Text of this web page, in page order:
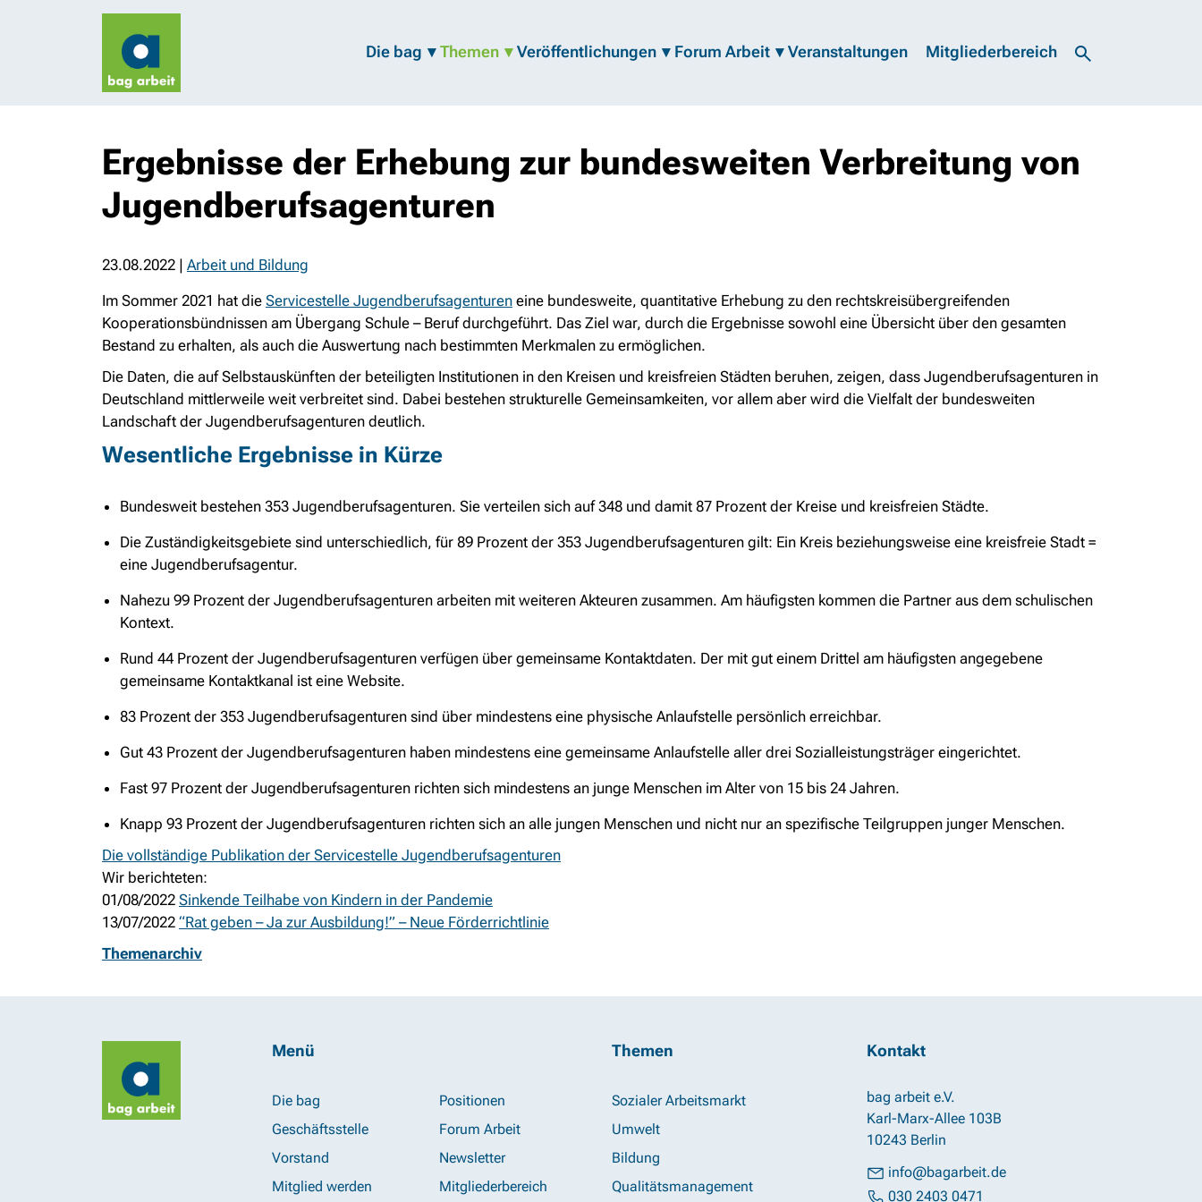
Die bag Themen Veröffentlichungen Forum Arbeit Veranstaltungen Mitgliederbereich
Ergebnisse der Erhebung zur bundesweiten Verbreitung von
Jugendberufsagenturen
23.08.2022 | Arbeit und Bildung
Im Sommer 2021 hat die Servicestelle Jugendberufsagenturen eine bundesweite, quantitative Erhebung zu den rechtskreisübergreifenden
Kooperationsbündnissen am Übergang Schule – Beruf durchgeführt. Das Ziel war, durch die Ergebnisse sowohl eine Übersicht über den gesamten
Bestand zu erhalten, als auch die Auswertung nach bestimmten Merkmalen zu ermöglichen.
Die Daten, die auf Selbstauskünften der beteiligten Institutionen in den Kreisen und kreisfreien Städten beruhen, zeigen, dass Jugendberufsagenturen in
Deutschland mittlerweile weit verbreitet sind. Dabei bestehen strukturelle Gemeinsamkeiten, vor allem aber wird die Vielfalt der bundesweiten
Landschaft der Jugendberufsagenturen deutlich.
Wesentliche Ergebnisse in Kürze
Bundesweit bestehen 353 Jugendberufsagenturen. Sie verteilen sich auf 348 und damit 87 Prozent der Kreise und kreisfreien Städte.
Die Zuständigkeitsgebiete sind unterschiedlich, für 89 Prozent der 353 Jugendberufsagenturen gilt: Ein Kreis beziehungsweise eine kreisfreie Stadt =
eine Jugendberufsagentur.
Nahezu 99 Prozent der Jugendberufsagenturen arbeiten mit weiteren Akteuren zusammen. Am häufigsten kommen die Partner aus dem schulischen
Kontext.
Rund 44 Prozent der Jugendberufsagenturen verfügen über gemeinsame Kontaktdaten. Der mit gut einem Drittel am häufigsten angegebene
gemeinsame Kontaktkanal ist eine Website.
83 Prozent der 353 Jugendberufsagenturen sind über mindestens eine physische Anlaufstelle persönlich erreichbar.
Gut 43 Prozent der Jugendberufsagenturen haben mindestens eine gemeinsame Anlaufstelle aller drei Sozialleistungsträger eingerichtet.
Fast 97 Prozent der Jugendberufsagenturen richten sich mindestens an junge Menschen im Alter von 15 bis 24 Jahren.
Knapp 93 Prozent der Jugendberufsagenturen richten sich an alle jungen Menschen und nicht nur an spezifische Teilgruppen junger Menschen.
Die vollständige Publikation der Servicestelle Jugendberufsagenturen
Wir berichteten:
01/08/2022 Sinkende Teilhabe von Kindern in der Pandemie
13/07/2022 “Rat geben – Ja zur Ausbildung!” – Neue Förderrichtlinie
Themenarchiv
Menü
Die bag
Geschäftsstelle
Vorstand
Mitglied werden
Positionen
Forum Arbeit
Newsletter
Mitgliederbereich
Themen
Sozialer Arbeitsmarkt
Umwelt
Bildung
Qualitätsmanagement
Kontakt
bag arbeit e.V.
Karl-Marx-Allee 103B
10243 Berlin
info@bagarbeit.de
030 2403 0471